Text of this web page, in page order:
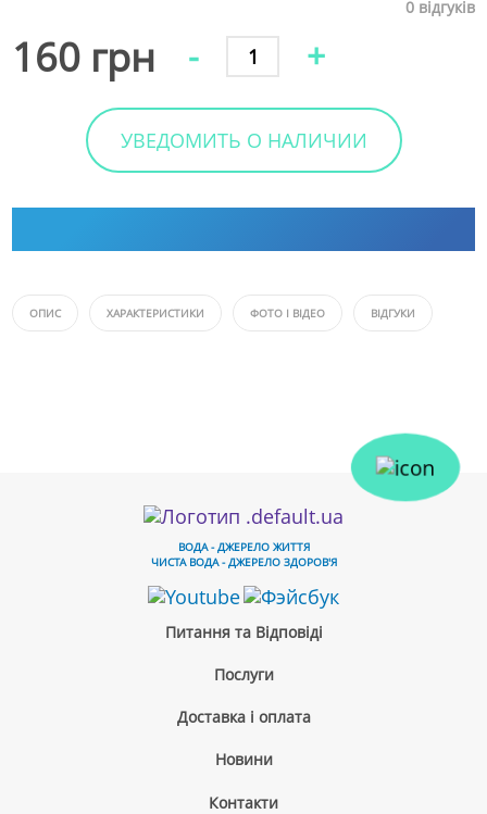
0відгуків
160 грн - +
УВЕДОМИТЬ О НАЛИЧИИ
ОПИС ХАРАКТЕРИСТИКИ ФОТО І ВІДЕО ВІДГУКИ
ВОДА - ДЖЕРЕЛО ЖИТТЯ
ЧИСТА ВОДА - ДЖЕРЕЛО ЗДОРОВ'Я
Питання та Відповіді
Послуги
Доставка і оплата
Новини
Контакти